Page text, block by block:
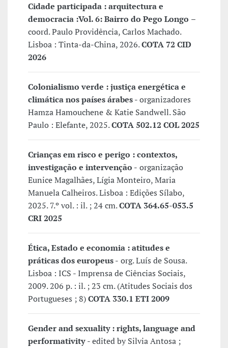
Cidade participada : arquitectura e
democracia :Vol. 6: Bairro do Pego Longo –
coord. Paulo Providência, Carlos Machado.
Lisboa : Tinta-da-China, 2026.COTA 72 CID
2026
Colonialismo verde : justiça energética e
climática nos países árabes -organizadores
Hamza Hamouchene & Katie Sandwell. São
Paulo : Elefante, 2025.COTA 502.12 COL 2025
Crianças em risco e perigo : contextos,
investigação e intervenção - organização
Eunice Magalhães, Lígia Monteiro, Maria
Manuela Calheiros. Lisboa : Edições Sílabo,
2025. 7.º vol. : il. ; 24 cm.COTA 364.65-053.5
CRI 2025
Ética, Estado e economia : atitudes e
práticas dos europeus - org. Luís de Sousa.
Lisboa : ICS - Imprensa de Ciências Sociais,
2009. 206 p. : il. ; 23 cm. (Atitudes Sociais dos
Portugueses ; 8)COTA 330.1 ETI 2009
Gender and sexuality : rights, language and
performativity- edited by Silvia Antosa ;